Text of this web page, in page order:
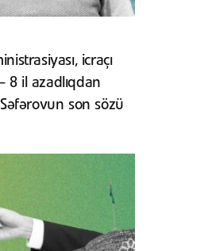
icraçı
8 il azadlıqdan
son sözü